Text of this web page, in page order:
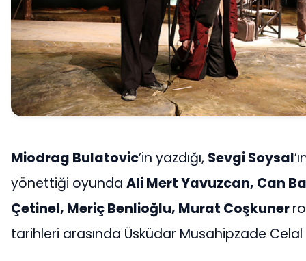
Miodrag Bulatovic’in yazdığı, Sevgi Soysal
yönettiği oyunda Ali Mert Yavuzcan, Can
Çetinel, Meriç Benlioğlu, Murat Coşkuner
tarihleri arasında Üsküdar Musahipzade Celal